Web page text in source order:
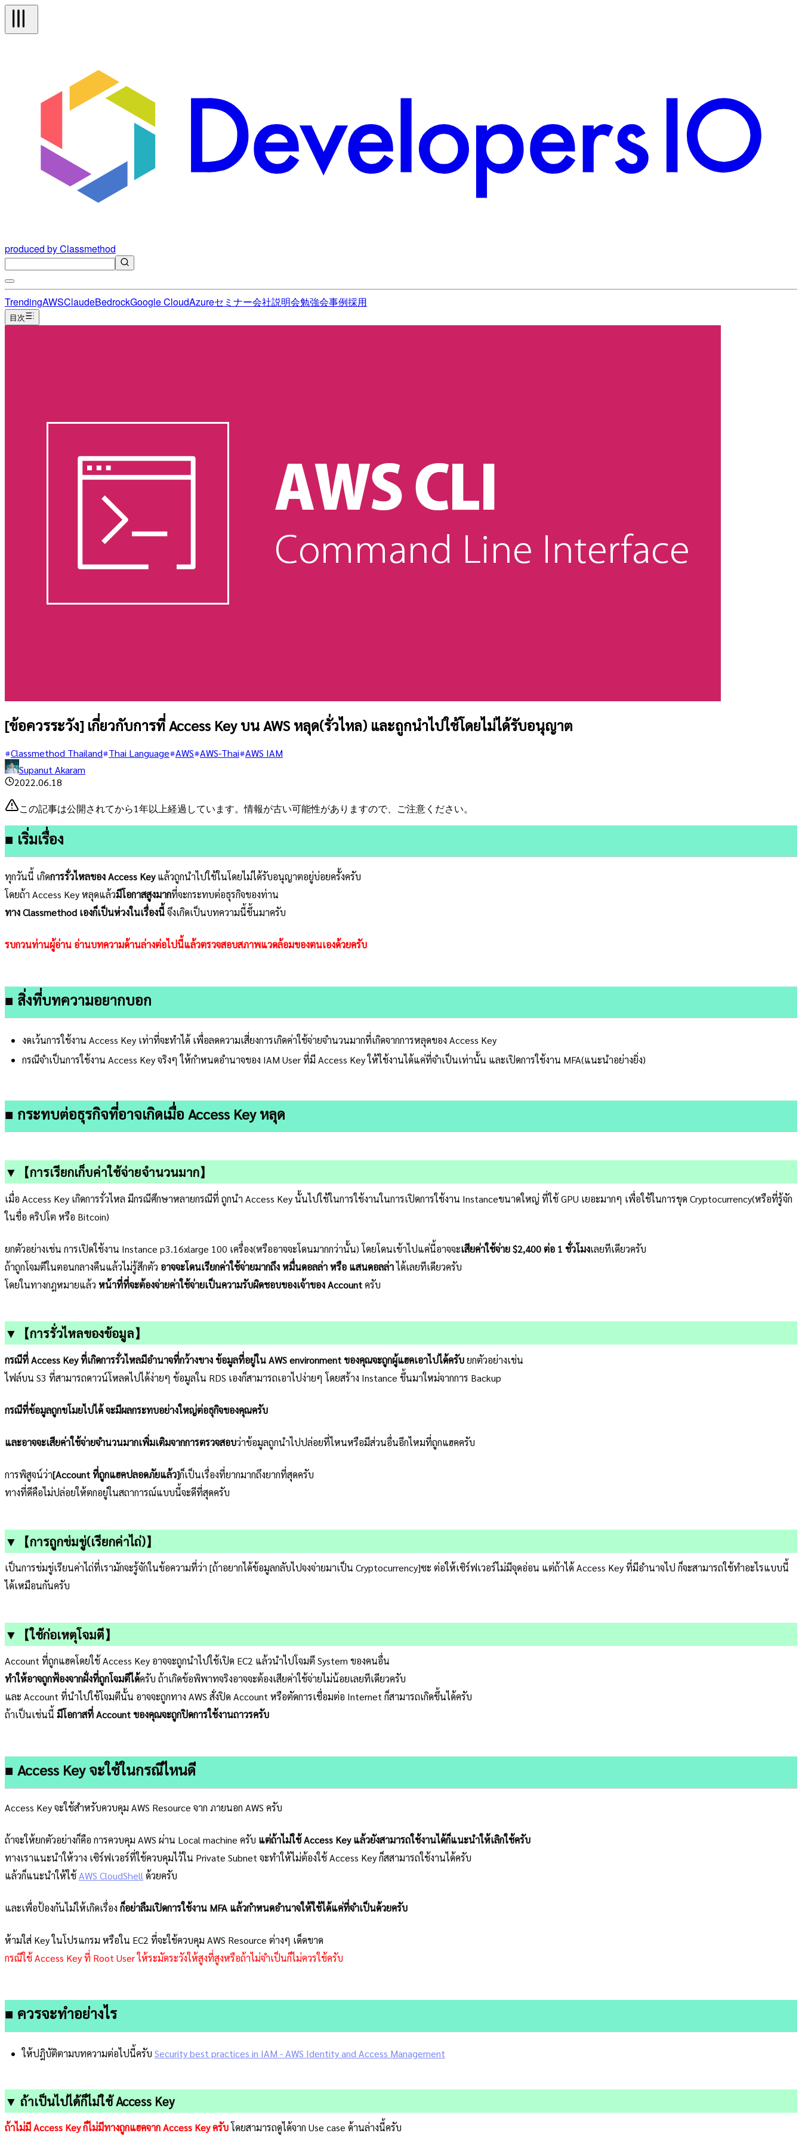
produced by Classmethod
TrendingAWSClaudeBedrockGoogle CloudAzureセミナー会社説明会勉強会事例採用
目次
[ข้อควรระวัง] เกี่ยวกับการที่ Access Key บน AWS หลุด(รั่วไหล) และถูกนำไปใช้โดยไม่ได้รับอนุญาต
Classmethod Thailand Thai Language AWS AWS-Thai AWS IAM
Supanut Akaram
2022.06.18
この記事は公開されてから1年以上経過しています。情報が古い可能性がありますので、ご注意ください。
■ เริ่มเรื่อง
ทุกวันนี้ เกิดการรั่วไหลของ Access Keyแล้วถูกนำไปใช้ในโดยไม่ได้รับอนุญาตอยู่บ่อยครั้งครับ
โดยถ้า Access Key หลุดแล้วมีโอกาสสูงมากที่จะกระทบต่อธุรกิจของท่าน
ทาง Classmethod เองก็เป็นห่วงในเรื่องนี้จึงเกิดเป็นบทความนี้ขึ้นมาครับ
รบกวนท่านผู้อ่าน อ่านบทความด้านล่างต่อไปนี้แล้วตรวจสอบสภาพแวดล้อมของตนเองด้วยครับ
■ สิ่งที่บทความอยากบอก
งดเว้นการใช้งาน Access Key เท่าที่จะทำได้ เพื่อลดความเสี่ยงการเกิดค่าใช้จ่ายจำนวนมากที่เกิดจากการหลุดของ Access Key
กรณีจำเป็นการใช้งาน Access Key จริงๆ ให้กำหนดอำนาจของ IAM User ที่มี Access Key ให้ใช้งานได้แค่ที่จำเป็นเท่านั้น และเปิดการใช้งาน MFA(แนะนำอย่างยิ่ง)
■ กระทบต่อธุรกิจที่อาจเกิดเมื่อ Access Key หลุด
▼【การเรียกเก็บค่าใช้จ่ายจำนวนมาก】
เมื่อ Access Key เกิดการรั่วไหล มีกรณีศึกษาหลายกรณีที่ ถูกนำ Access Key นั้นไปใช้ในการใช้งานในการเปิดการใช้งาน Instanceขนาดใหญ่ ที่ใช้ GPU เยอะมากๆ เพื่อใช้ในการขุด Cryptocurrency(หรือที่รู้จัก
ในชื่อ คริปโต หรือ Bitcoin)
ยกตัวอย่างเช่น การเปิดใช้งาน Instance p3.16xlarge 100 เครื่อง(หรืออาจจะโดนมากกว่านั้น) โดยโดนเข้าไปแค่นี้อาจจะเสียค่าใช้จ่าย $2,400 ต่อ 1 ชั่วโมงเลยทีเดียวครับ
ถ้าถูกโจมตีในตอนกลางคืนแล้วไม่รู้สึกตัว อาจจะโดนเรียกค่าใช้จ่ายมากถึง หมื่นดอลล่า หรือ แสนดอลล่าได้เลยทีเดียวครับ
โดยในทางกฎหมายแล้ว หน้าที่ที่จะต้องจ่ายค่าใช้จ่ายเป็นความรับผิดชอบของเจ้าของ Accountครับ
▼【การรั่วไหลของข้อมูล】
กรณีที่ Access Key ที่เกิดการรั่วไหลมีอำนาจที่กว้างขาง ข้อมูลที่อยู่ใน AWS environment ของคุณจะถูกผู้แฮคเอาไปได้ครับยกตัวอย่างเช่น
ไฟล์บน S3 ที่สามารถดาวน์โหลดไปได้ง่ายๆ ข้อมูลใน RDS เองก็สามารถเอาไปง่ายๆ โดยสร้าง Instance ขึ้นมาใหม่จากการ Backup
กรณีที่ข้อมูลถูกขโมยไปได้ จะมีผลกระทบอย่างใหญ่ต่อธุกิจของคุณครับ
และอาจจะเสียค่าใช้จ่ายจำนวนมากเพิ่มเติมจากการตรวจสอบว่าข้อมูลถูกนำไปปล่อยที่ไหนหรือมีส่วนอื่นอีกไหมที่ถูกแฮคครับ
การพิสูจน์ว่า[Account ที่ถูกแฮคปลอดภัยแล้ว]ก็เป็นเรื่องที่ยากมากถึงยากที่สุดครับ
ทางที่ดีคือไม่ปล่อยให้ตกอยู่ในสถาการณ์แบบนี้จะดีที่สุดครับ
▼【การถูกข่มขู่(เรียกค่าไถ่)】
เป็นการข่มขู่เรียนค่าไถ่ที่เรามักจะรู้จักในข้อความที่ว่า [ถ้าอยากได้ข้อมูลกลับไปจงจ่ายมาเป็น Cryptocurrency]ซะ ต่อให้เซิร์ฟเวอร์ไม่มีจุดอ่อน แต่ถ้าได้ Access Key ที่มีอำนาจไป ก็จะสามารถใช้ทำอะไรแบบนี้
ได้เหมือนกันครับ
▼【ใช้ก่อเหตุโจมตี】
Account ที่ถูกแฮคโดยใช้ Access Key อาจจะถูกนำไปใช้เปิด EC2 แล้วนำไปโจมตี System ของคนอื่น
ทำให้อาจถูกฟ้องจากฝั่งที่ถูกโจมตีได้ครับ ถ้าเกิดข้อพิพาทจริงอาจจะต้องเสียค่าใช้จ่ายไม่น้อยเลยทีเดียวครับ
และ Account ที่นำไปใช้โจมตีนั้น อาจจะถูกทาง AWS สั่งปิด Account หรือตัดการเชื่อมต่อ Internet ก็สามารถเกิดขึ้นได้ครับ
ถ้าเป็นเช่นนี้ มีโอกาสที่ Account ของคุณจะถูกปิดการใช้งานถาวรครับ
■ Access Key จะใช้ในกรณีไหนดี
Access Key จะใช้สำหรับควบคุม AWS Resource จาก ภายนอก AWS ครับ
ถ้าจะให้ยกตัวอย่างก็คือ การควบคุม AWS ผ่าน Local machine ครับ แต่ถ้าไม่ใช้ Access Key แล้วยังสามารถใช้งานได้ก็แนะนำให้เลิกใช้ครับ
ทางเราแนะนำให้วาง เซิร์ฟเวอร์ที่ใช้ควบคุมไว้ใน Private Subnet จะทำให้ไม่ต้องใช้ Access Key ก็สสามารถใช้งานได้ครับ
แล้วก็แนะนำให้ใช้AWS CloudShell ด้วยครับ
และเพื่อป้องกันไม่ให้เกิดเรื่อง ก็อย่าลืมเปิดการใช้งาน MFA แล้วกำหนดอำนาจให้ใช้ได้แค่ที่จำเป็นด้วยครับ
ห้ามใส่ Key ในโปรแกรม หรือใน EC2 ที่จะใช้ควบคุม AWS Resource ต่างๆ เด็ดขาด
กรณีใช้ Access Key ที่ Root User ให้ระมัดระวังให้สูงที่สูงหรือถ้าไม่จำเป็นก็ไม่ควรใช้ครับ
■ ควรจะทำอย่างไร
ให้ปฎิบัติตามบทความต่อไปนี้ครับ Security best practices in IAM - AWS Identity and Access Management
▼ ถ้าเป็นไปได้ก็ไม่ใช้ Access Key
ถ้าไม่มี Access Key ก็ไม่มีทางถูกแฮคจาก Access Key ครับโดยสามารถดูได้จาก Use case ด้านล่างนี้ครับ